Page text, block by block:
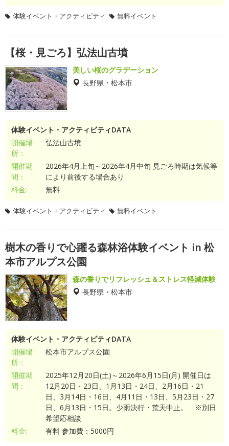
体験イベント・アクティビティ 無料イベント
【桜・見ごろ】弘法山古墳
美しい桜のグラデーション
長野県・松本市
体験イベント・アクティビティDATA
開催場
所：
弘法山古墳
開催期
間：
2026年4月上旬～2026年4月中旬 見ごろ時期は気候等
により前後する場合あり
料金:
無料
体験イベント・アクティビティ 無料イベント
樹木の香りで心躍る森林浴体験イベント in 松
本市アルプス公園
森の香りでリフレッシュ＆ストレス軽減体験
長野県・松本市
体験イベント・アクティビティDATA
開催場
所：
松本市アルプス公園
開催期
間：
2025年12月20日(土)～2026年6月15日(月) 開催日は
12月20日・23日、1月13日・24日、2月16日・21
日、3月14日・16日、4月11日・13日、5月23日・27
日、6月13日・15日。少雨決行・荒天中止。 ※別日
希望応相談
料金:
有料 参加費：5000円